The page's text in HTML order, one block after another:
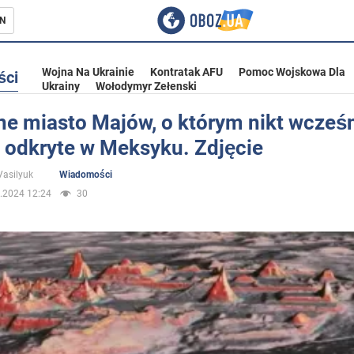
Ukrainie
Wojna Na Ukrainie Kontratak AFU
Pomoc Wojskowa Dla
Ukrainy
Wołodymyr Zełenski
miasto Majów, o którym nikt
odkryte w Meksyku. Zdjęcie
Wiadomości
12:24
30